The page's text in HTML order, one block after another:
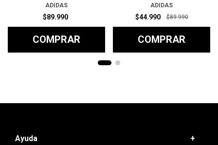
ADIDAS
$89.990
COMPRAR
ADIDAS
$44.990 $89.990
COMPRAR
Ayuda +